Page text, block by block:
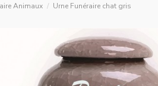
Animaux Urne Funéraire chat gris